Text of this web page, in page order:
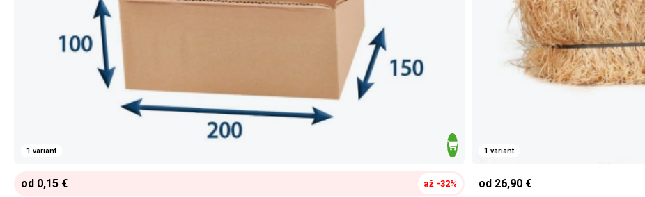
1 variant
od 0,15 € až -32%
1 variant
od 26,90 €